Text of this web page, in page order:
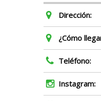
Dirección:
¿Cómo
Teléfono:
Instagram: